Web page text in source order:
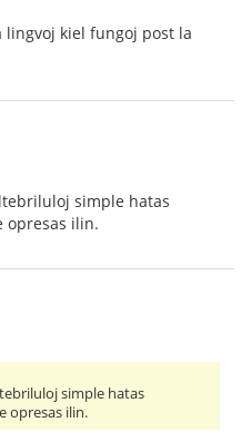
kiel fungoj post la
simple hatas
opresas ilin.
simple hatas
opresas ilin.